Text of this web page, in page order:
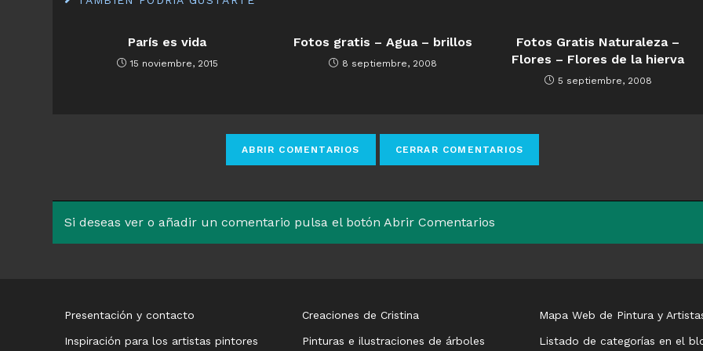
París es vida
15 noviembre, 2015
Fotos gratis – Agua – brillos
8 septiembre, 2008
Fotos Gratis Naturaleza –
Flores – Flores de la hierva
5 septiembre, 2008
Si deseas ver o añadir un comentario pulsa el botón Abrir Comentarios
Presentación y contacto
Inspiración para los artistas pintores
Creaciones de Cristina
Pinturas e ilustraciones de árboles
Mapa Web de Pintura y
Listado de categorías en el